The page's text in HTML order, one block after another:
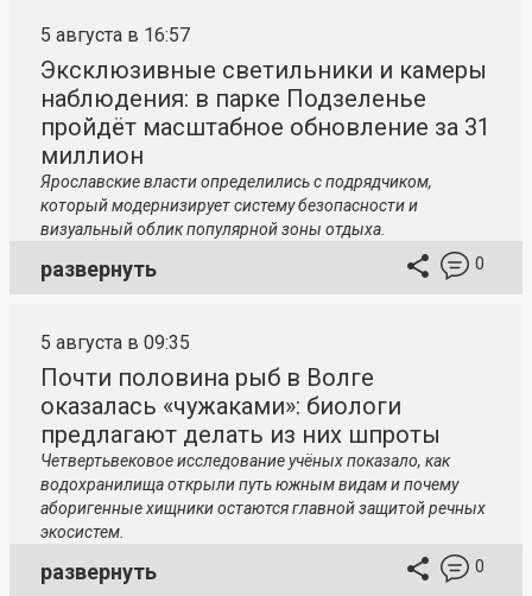
5 августа в 16:57
Эксклюзивные светильники и камеры
наблюдения: в парке Подзеленье
пройдёт масштабное обновление за 31
миллион
Ярославские власти определились с подрядчиком,
который модернизирует систему безопасности и
визуальный облик популярной зоны отдыха.
развернуть 0
5 августа в 09:35
Почти половина рыб в Волге
оказалась «чужаками»: биологи
предлагают делать из них шпроты
Четвертьвековое исследование учёных показало, как
водохранилища открыли путь южным видам и почему
аборигенные хищники остаются главной защитой речных
экосистем.
развернуть 0